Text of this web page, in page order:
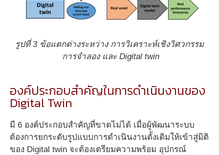
รูปที่ 3 ข้อแตกต่างระหว่าง การวิเคราะห์เชิงวิศวกรรม
การจำลอง และ Digital twin
องค์ประกอบสำคัญในการดำเนินงานของ
Digital Twin
มี 6 องค์ประกอบสำคัญที่ขาดไม่ได้ เมื่อผู้พัฒนาระบบ
ต้องการยกระดับรูปแบบการดำเนินงานดั้งเดิมให้เข้าสู่มิติ
ของ Digital twin จะต้องเตรียมความพร้อม อุปกรณ์